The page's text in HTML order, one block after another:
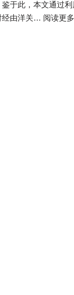
于此，本文通过
经由洋关… 阅读更